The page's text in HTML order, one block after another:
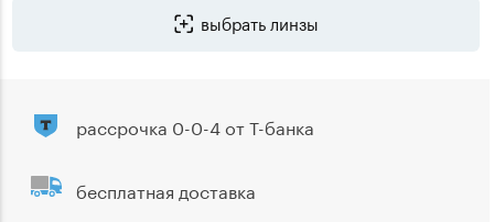
выбрать линзы
рассрочка 0-0-4 от Т-банка
бесплатная доставка